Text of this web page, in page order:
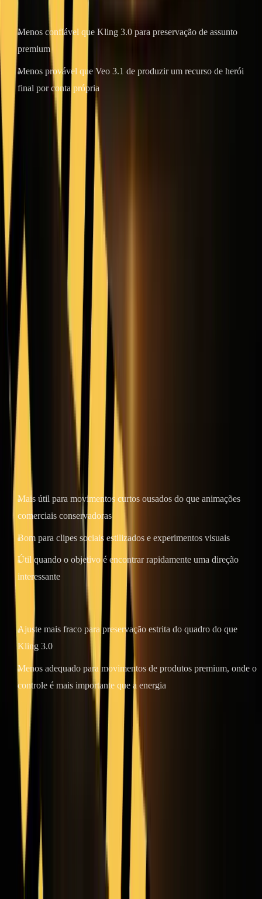
Onde é mais fraco
Menos confiável que Kling 3.0 para preservação de assunto
premium
Menos provável que Veo 3.1 de produzir um recurso de herói
final por conta própria
Ideal para
: exploração de baixo custo, testes de estrutura de
movimento e equipes que desejam separar a validação de conceito
do acabamento premium.
Grok Imagine Video — melhor para movimentos
curtos estilizados
Grok Imagine Video é a ferramenta menos conservadora desta lista.
Os documentos de vídeo atuais de xAI posicionam
video
em torno da geração de vídeo de formato curto com controles
de duração e resolução, e sua API oferece suporte à geração a partir
de texto com uma entrada de imagem opcional. No mercado atual,
seu valor está menos na animação segura e controlada pela marca e
mais na direção visual enérgica, na exploração rápida e na atitude
visual curta.
Isso significa que normalmente não é o primeiro modelo que eu
escolheria para uma animação precisa do produto ou uma
continuidade comercial rigidamente controlada. É mais útil quando a
imagem fonte deve se tornar algo mais expressivo, mais agressivo
ou mais distinto visualmente.
Onde Grok Imagine Video se destaca
Mais útil para movimentos curtos ousados ​​do que animações
comerciais conservadoras
Bom para clipes sociais estilizados e experimentos visuais
Útil quando o objetivo é encontrar rapidamente uma direção
interessante
Onde é mais fraco
Ajuste mais fraco para preservação estrita do quadro do que
Kling 3.0
Menos adequado para movimentos de produtos premium, onde o
controle é mais importante que a energia
Ideal para
: clipes curtos estilizados, experimentos criativos e
movimentos baseados em imagens onde a atitude é mais importante
do que a preservação exata.
Comparação lado a lado
Modelo
Molduras
movimento